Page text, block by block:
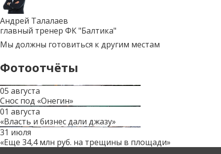
Андрей Талалаев
главный тренер ФК "Балтика"
Мы должны готовиться к другим местам
Фотоотчёты
05 августа
Снос под «Онегин»
01 августа
«Власть и бизнес дали джазу»
31 июля
«Еще 34,4 млн руб. на трещины в площади»